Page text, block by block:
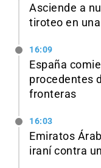
Asciende a
tiroteo en
16:09
España
procedentes
fronteras
16:03
Emiratos
iraní contra